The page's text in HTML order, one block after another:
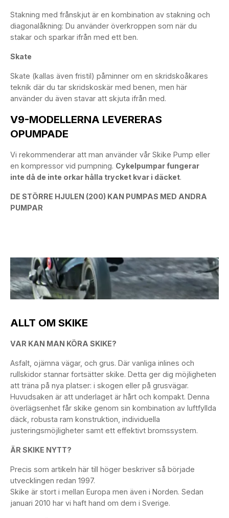
Stakning med frånskjut är en kombination av stakning och
diagonalåkning: Du använder överkroppen som när du
stakar och sparkar ifrån med ett ben.
Skate
Skate (kallas även fristil) påminner om en skridskoåkares
teknik där du tar skridskoskär med benen, men här
använder du även stavar att skjuta ifrån med.
V9-MODELLERNA LEVERERAS
OPUMPADE
Vi rekommenderar att man använder vår Skike Pump eller
en kompressor vid pumpning. Cykelpumpar fungerar
inte då de inte orkar hålla trycket kvar i däcket.
DE STÖRRE HJULEN (200) KAN PUMPAS MED ANDRA
PUMPAR
ALLT OM SKIKE
VAR KAN MAN KÖRA SKIKE?
Asfalt, ojämna vägar, och grus. Där vanliga inlines och
rullskidor stannar fortsätter skike. Detta ger dig möjligheten
att träna på nya platser: i skogen eller på grusvägar.
Huvudsaken är att underlaget är hårt och kompakt. Denna
överlägsenhet får skike genom sin kombination av luftfyllda
däck, robusta ram konstruktion, individuella
justeringsmöjligheter samt ett effektivt bromssystem.
ÄR SKIKE NYTT?
Precis som artikeln här till höger beskriver så började
utvecklingen redan 1997.
Skike är stort i mellan Europa men även i Norden. Sedan
januari 2010 har vi haft hand om dem i Sverige.